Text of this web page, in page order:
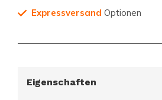
Expressversand Optionen
Eigenschaften